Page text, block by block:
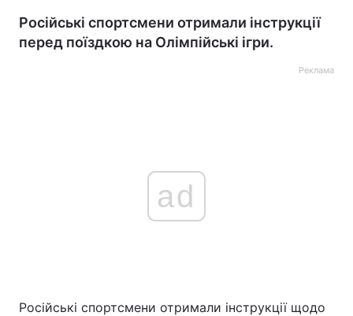
Головна
Російські спортсмени отримали інструкції
перед поїздкою на Олімпійські ігри.
Реклама
ad
Російські спортсмени отримали інструкції щодо